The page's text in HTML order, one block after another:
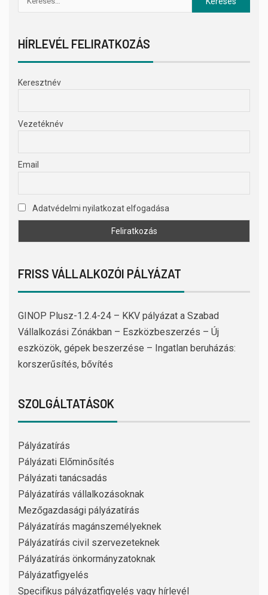
HÍRLEVÉL FELIRATKOZÁS
Keresztnév
Vezetéknév
Email
Adatvédelmi nyilatkozat elfogadása
FRISS VÁLLALKOZÓI PÁLYÁZAT
GINOP Plusz-1.2.4-24 – KKV pályázat a Szabad
Vállalkozási Zónákban – Eszközbeszerzés – Új
eszközök, gépek beszerzése – Ingatlan beruházás:
korszerűsítés, bővítés
SZOLGÁLTATÁSOK
Pályázatírás
Pályázati Előminősítés
Pályázati tanácsadás
Pályázatírás vállalkozásoknak
Mezőgazdasági pályázatírás
Pályázatírás magánszemélyeknek
Pályázatírás civil szervezeteknek
Pályázatírás önkormányzatoknak
Pályázatfigyelés
Specifikus pályázatfigyelés vagy hírlevél